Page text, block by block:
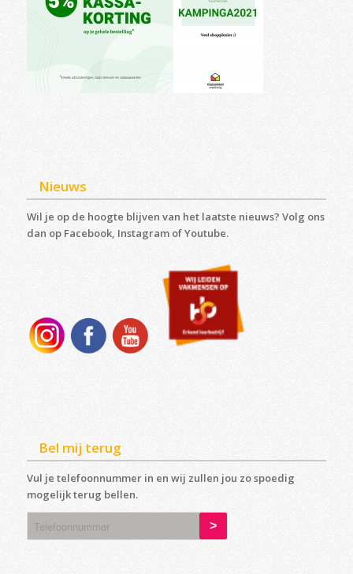
Nieuws
Wil je op de hoogte blijven van het laatste nieuws? Volg ons
dan op Facebook, Instagram of Youtube.
Bel mij terug
Vul je telefoonnummer in en wij zullen jou zo spoedig
mogelijk terug bellen.